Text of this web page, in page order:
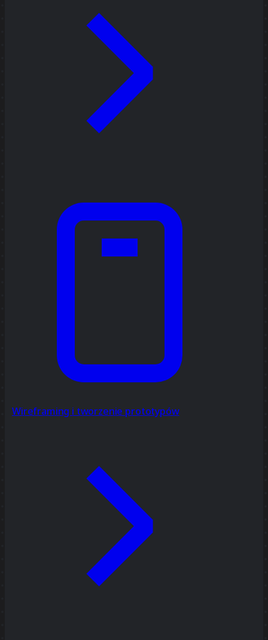
Wireframing i tworzenie prototypów